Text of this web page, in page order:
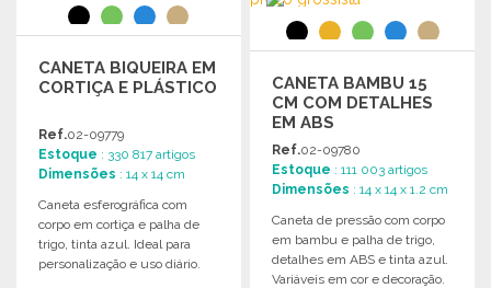
CANETA BIQUEIRA EM
CORTIÇA E PLÁSTICO
Ref.02-09779
Estoque : 330 817 artigos
Dimensões : 14 x 14 cm
Caneta esferográfica com
corpo em cortiça e palha de
trigo, tinta azul. Ideal para
personalização e uso diário.
CANETA BAMBU 15
CM COM DETALHES
EM ABS
Ref.02-09780
Estoque : 111 003 artigos
Dimensões : 14 x 14 x 1.2 cm
Caneta de pressão com corpo
em bambu e palha de trigo,
detalhes em ABS e tinta azul.
Variáveis em cor e decoração.